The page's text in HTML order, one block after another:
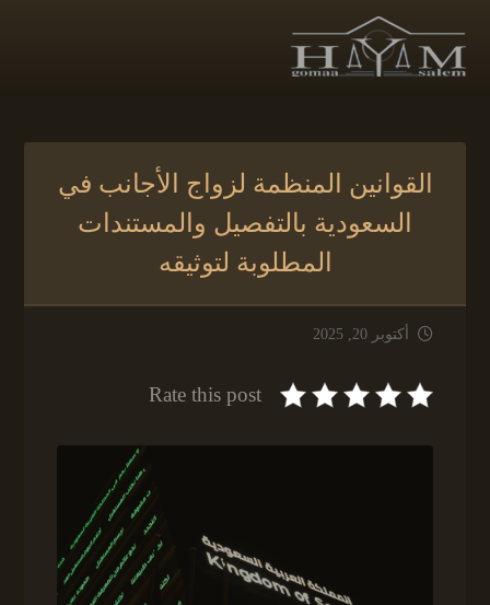
القوانين المنظمة لزواج الأجانب في
السعودية بالتفصيل والمستندات
المطلوبة لتوثيقه
أكتوبر 20, 2025
Rate this post